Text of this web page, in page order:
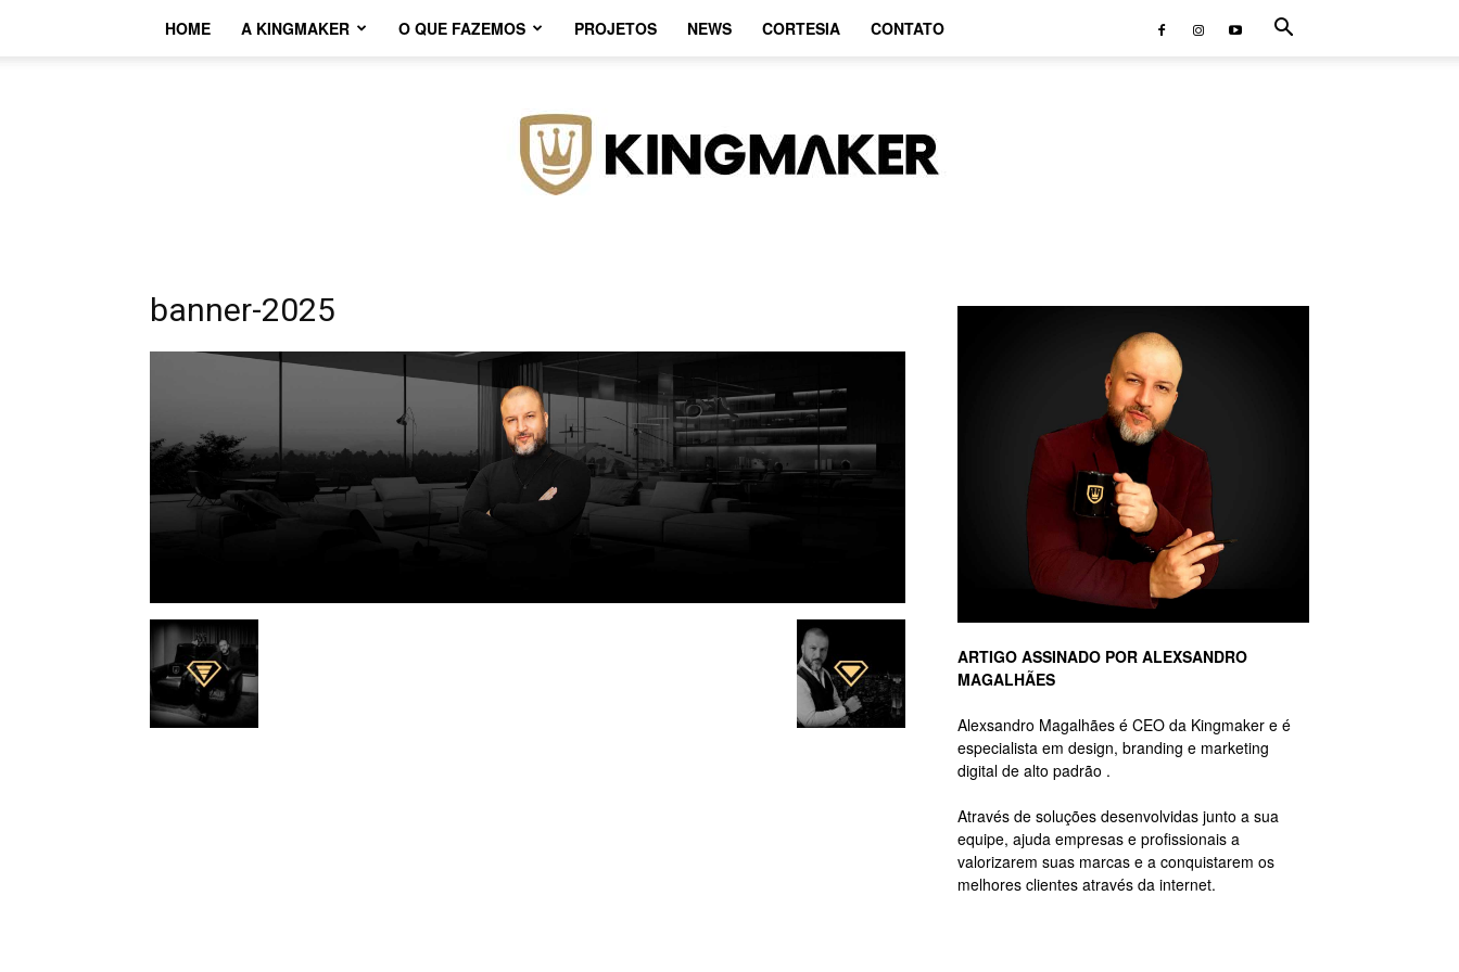
HOME A KINGMAKER O QUE FAZEMOS PROJETOS NEWS CORTESIA CONTATO
de
banner-2025
ARTIGO ASSINADO POR ALEXSANDRO
MAGALHÃES
Alexsandro Magalhães é CEO da Kingmaker e é
especialista em design, branding e marketing
digital de alto padrão .
Através de soluções desenvolvidas junto a sua
equipe, ajuda empresas e profissionais a
valorizarem suas marcas e a conquistarem os
melhores clientes através da internet.